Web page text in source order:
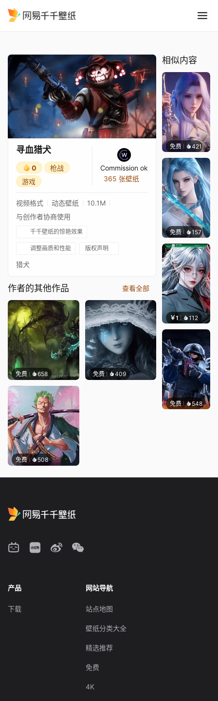
寻血猎犬
0
枪战
游戏
Commission ok
365 张壁纸
视频格式 动态壁纸
10.1M
与创作者协商使用
千千壁纸的惊艳效果
调整画质和性能 版权声明
猎犬
作者的其他作品 查看全部
免费 658 免费 409
免费 508
相似内容
免费 421好看
免费 157好看
￥1 112 宅婳氏
免费 548小鬼
产品
下载
网站导航
站点地图
壁纸分类大全
精选推荐
免费
4K